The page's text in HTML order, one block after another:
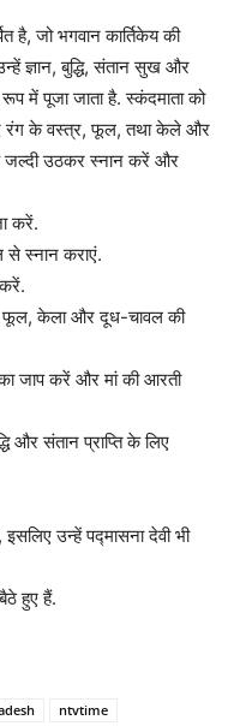
है, जो भगवान कार्तिकेय की
ज्ञान, बुद्धि, संतान सुख और
में पूजा जाता है. स्कंदमाता को
रंग के वस्त्र, फूल, तथा केले और
जल्दी उठकर स्नान करें और
करें.
से स्नान कराएं.
फूल, केला और दूध-चावल की
जाप करें और मां की आरती
और संतान प्राप्ति के लिए
उन्हें पद्मासना देवी भी
हुए हैं.
ntvtime